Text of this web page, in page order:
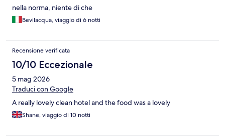
nella norma, niente di che
Bevilacqua, viaggio di 6 notti
Recensione verificata
10/10 Eccezionale
5 mag 2026
Traduci con Google
A really lovely clean hotel and the food was a lovely
Shane, viaggio di 10 notti